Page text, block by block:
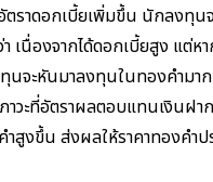
ตราดอกเบี้ยเพิ่มขึ้น นักลงทุน
เนื่องจากได้ดอกเบี้ยสูง แต่ห
นจะหันมาลงทุนในทองคำมา
วะที่อัตราผลตอบแทนเงินฝา
ำสูงขึ้น ส่งผลให้ราคาทองคำ